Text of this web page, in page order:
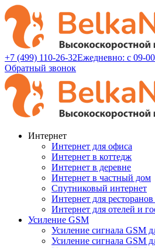
+7 (499) 110-26-32Ежедневно: с 09-
Обратный звонок
Интернет
Интернет для офиса
Интернет в коттедж
Интернет в деревне
Интернет в частный дом
Спутниковый интернет
Интернет для
Интернет для отелей и
Усиление GSM
Усиление сигнала GSM
Усиление сигнала GSM